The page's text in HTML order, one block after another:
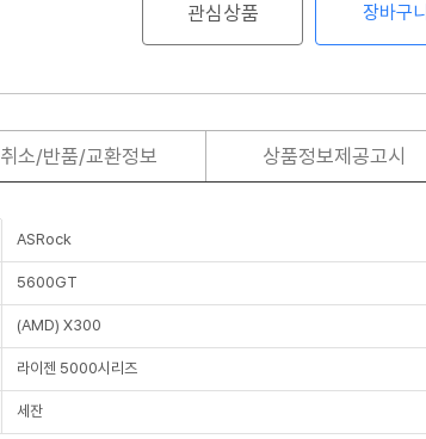
관심상품 장바구니
취소/반품/교환정보 상품정보제공고시
ASRock
5600GT
(AMD) X300
라이젠 5000시리즈
세잔